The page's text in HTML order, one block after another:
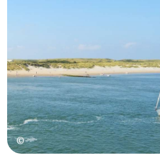
Appartementen
Vlieduyn
Campings